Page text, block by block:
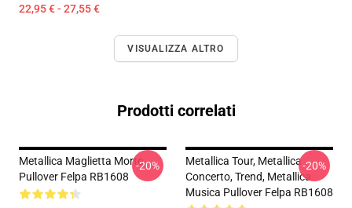
22,95 € - 27,55 €
VISUALIZZA ALTRO
Prodotti correlati
Metallica Maglietta Morte
Pullover Felpa RB1608
-20%
Metallica Tour, Metallica
Concerto, Trend, Metallica
Musica Pullover Felpa RB1608
-20%